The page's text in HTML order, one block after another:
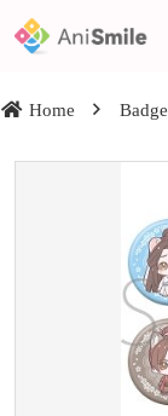
Home Badge